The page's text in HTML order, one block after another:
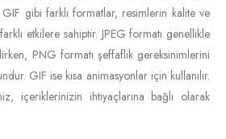
gibi farklı formatlar, resimlerin kalite ve
etkilere sahiptir. JPEG formatı genellikle
PNG formatı şeffaflık gereksinimlerini
GIF ise kısa animasyonlar için kullanılır.
içeriklerinizin ihtiyaçlarına bağlı olarak